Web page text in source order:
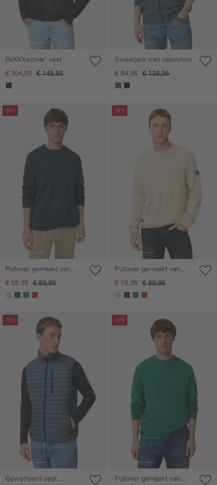
fleXXXactive® vest
€ 104,95 € 149,95
Sweatjack met capuchon
€ 94,95 € 139,95
-35%
overslaan
Pullover gemaakt van
katoen
€ 59,95 € 89,95
-35%
Galerie overslaan
Pullover gemaakt van
katoen
€ 59,95 € 89,95
-30%
overslaan
Gewatteerd vest
-35%
Galerie overslaan
Pullover gemaakt van